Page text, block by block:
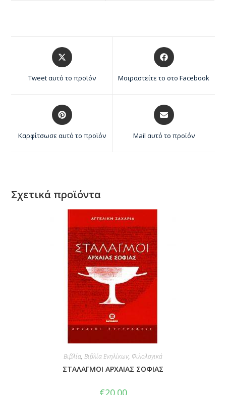
Tweet αυτό το προϊόν Μοιραστείτε το στο Facebook
Καρφίτσωσε αυτό το προϊόν Mail αυτό το προϊόν
Σχετικά προϊόντα
Βιβλία, Βιβλία Ενηλίκων, Φιλολογικά
ΣΤΑΛΑΓΜΟΙ ΑΡΧΑΙΑΣ ΣΟΦΙΑΣ
€20.00